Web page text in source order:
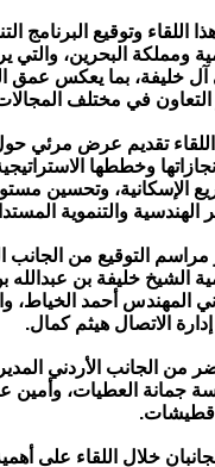
اللقاء وتوقيع البرنامج
ومملكة البحرين، والتي
خليفة، بما يعكس عمق
التعاون في مختلف
تقديم عرض مرئي حول
وخططها
الإسكانية، وتحسين
الهندسية والتنموية
التوقيع من الجانب
الشيخ خليفة بن
المهندس أحمد الخياط،
الاتصال هيثم كمال.
من الجانب الأردني
جمانة العطيات، وأمين
خلال اللقاء على